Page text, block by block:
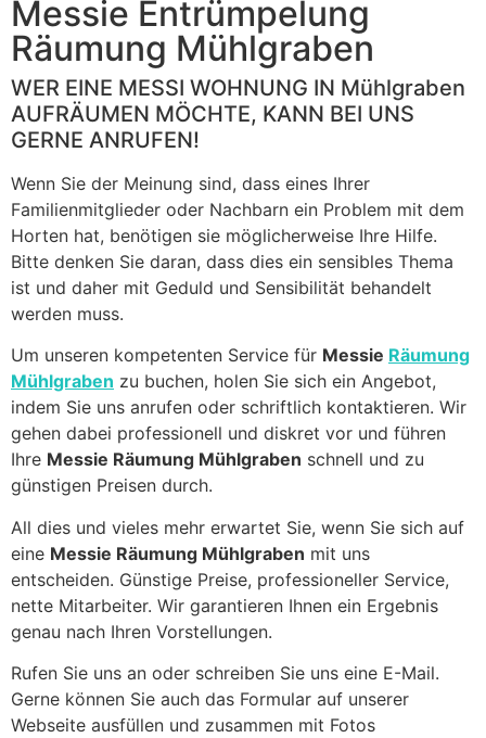
Messie Entrümpelung
Räumung Mühlgraben
WER EINE MESSI WOHNUNG IN Mühlgraben
AUFRÄUMEN MÖCHTE, KANN BEI UNS
GERNE ANRUFEN!
Wenn Sie der Meinung sind, dass eines Ihrer
Familienmitglieder oder Nachbarn ein Problem mit dem
Horten hat, benötigen sie möglicherweise Ihre Hilfe.
Bitte denken Sie daran, dass dies ein sensibles Thema
ist und daher mit Geduld und Sensibilität behandelt
werden muss.
Um unseren kompetenten Service für Messie Räumung
Mühlgraben zu buchen, holen Sie sich ein Angebot,
indem Sie uns anrufen oder schriftlich kontaktieren. Wir
gehen dabei professionell und diskret vor und führen
Ihre Messie Räumung Mühlgraben schnell und zu
günstigen Preisen durch.
All dies und vieles mehr erwartet Sie, wenn Sie sich auf
eine Messie Räumung Mühlgraben mit uns
entscheiden. Günstige Preise, professioneller Service,
nette Mitarbeiter. Wir garantieren Ihnen ein Ergebnis
genau nach Ihren Vorstellungen.
Rufen Sie uns an oder schreiben Sie uns eine E-Mail.
Gerne können Sie auch das Formular auf unserer
Webseite ausfüllen und zusammen mit Fotos